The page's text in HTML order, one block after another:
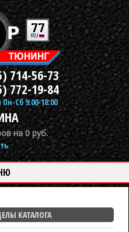
714-56-73
772-19-84
Сб 9:00-18:00
на 0 руб.
КАТАЛОГА